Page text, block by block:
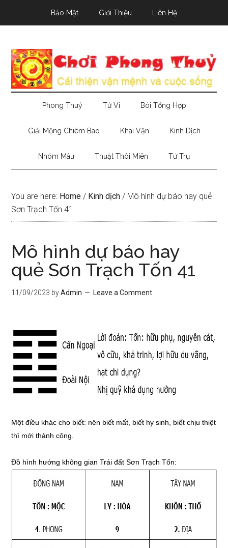
Bảo Mật Giới Thiệu Liên Hệ
Phong Thuỷ Tử Vi Bói Tổng Hợp
Giải Mộng Chiêm Bao Khai Vận Kinh Dịch
Nhóm Máu Thuật Thôi Miên Tứ Trụ
You are here: Home / Kinh dịch / Mô hình dự báo hay quẻ
Sơn Trạch Tốn 41
Mô hình dự báo hay
quẻ Sơn Trạch Tốn 41
11/09/2023 byAdmin Leave a Comment
Một điều khác cho biết: nên biết mất, biết hy sinh, biết chịu thiệt
thì mới thành công.
Đồ hình hướng không gian Trái đất Sơn Trạch Tốn: